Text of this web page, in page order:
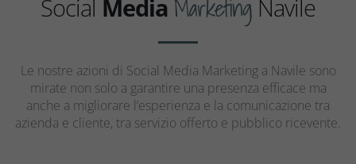
Social Media Marketing Navile
Le nostre azioni di Social Media Marketing a Navile sono
mirate non solo a garantire una presenza efficace ma
anche a migliorare l’esperienza e la comunicazione tra
azienda e cliente, tra servizio offerto e pubblico ricevente.